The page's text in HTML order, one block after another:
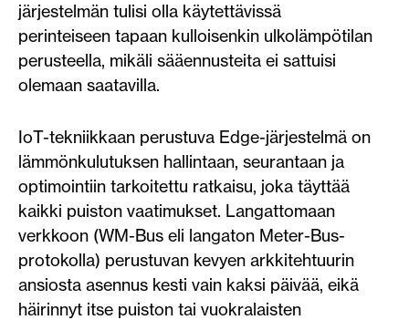
järjestelmän tulisi olla käytettävissä
perinteiseen tapaan kulloisenkin ulkolämpötilan
perusteella, mikäli sääennusteita ei sattuisi
olemaan saatavilla.
IoT-tekniikkaan perustuva Edge-järjestelmä on
lämmönkulutuksen hallintaan, seurantaan ja
optimointiin tarkoitettu ratkaisu, joka täyttää
kaikki puiston vaatimukset. Langattomaan
verkkoon (WM-Bus eli langaton Meter-Bus-
protokolla) perustuvan kevyen arkkitehtuurin
ansiosta asennus kesti vain kaksi päivää, eikä
häirinnyt itse puiston tai vuokralaisten